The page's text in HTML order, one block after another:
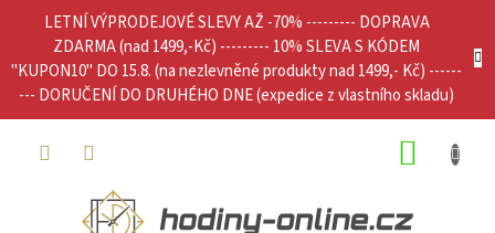
LETNÍ VÝPRODEJOVÉ SLEVY AŽ -70% --------- DOPRAVA
ZDARMA (nad 1499,-Kč) --------- 10% SLEVA S KÓDEM
"KUPON10" DO 15.8. (na nezlevněné produkty nad 1499,- Kč) ------
--- DORUČENÍ DO DRUHÉHO DNE (expedice z vlastního skladu)